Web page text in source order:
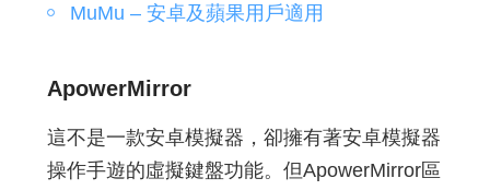
MuMu – 安卓及蘋果用戶適用
ApowerMirror
這不是一款安卓模擬器，卻擁有著安卓模擬器
操作手遊的虛擬鍵盤功能。但ApowerMirror區